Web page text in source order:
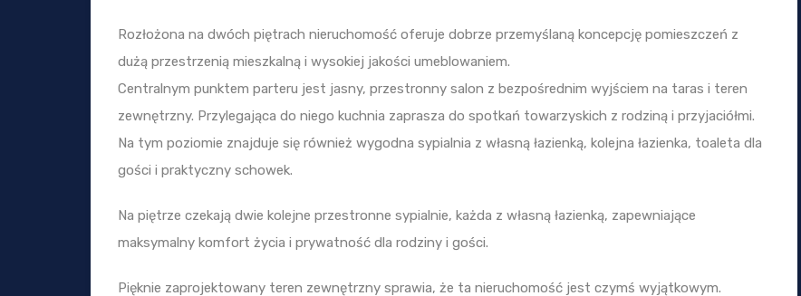
Rozłożona na dwóch piętrach nieruchomość oferuje dobrze przemyślaną koncepcję pomieszczeń z
dużą przestrzenią mieszkalną i wysokiej jakości umeblowaniem.
Centralnym punktem parteru jest jasny, przestronny salon z bezpośrednim wyjściem na taras i teren
zewnętrzny. Przylegająca do niego kuchnia zaprasza do spotkań towarzyskich z rodziną i przyjaciółmi.
Na tym poziomie znajduje się również wygodna sypialnia z własną łazienką, kolejna łazienka, toaleta dla
gości i praktyczny schowek.
Na piętrze czekają dwie kolejne przestronne sypialnie, każda z własną łazienką, zapewniające
maksymalny komfort życia i prywatność dla rodziny i gości.
Pięknie zaprojektowany teren zewnętrzny sprawia, że ta nieruchomość jest czymś wyjątkowym.